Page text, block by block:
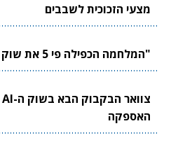
מצעי הזכוכית לשבבים
"המלחמה הכפילה פי 5 את שוק הייצור המיידי"
האספקה